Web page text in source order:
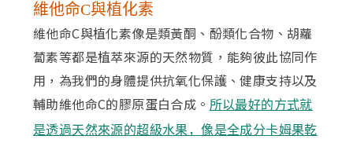
維他命C與植化素
維他命C與植化素像是類黃酮、酚類化合物、胡蘿
蔔素等都是植萃來源的天然物質，能夠彼此協同作
用，為我們的身體提供抗氧化保護、健康支持以及
輔助維他命C的膠原蛋白合成。 所以最好的方式就
是透過天然來源的超級水果，像是全成分卡姆果乾